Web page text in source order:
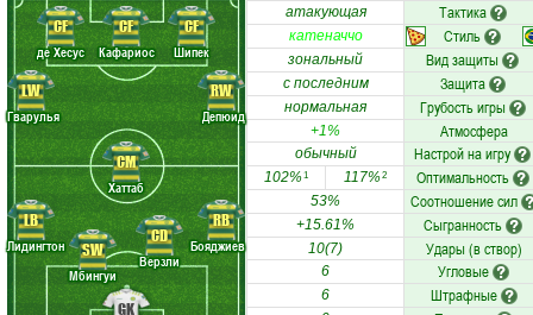
Лидингтон
Мбингуи
Верзли
Бояджиев
Гварулья
Хаттаб
Депюид
де Хесус Кафариос Шипек
GK
LB
SW
CD
RB
LW
CM
RW
CF CF CF
атакующая Тактика
катеначчо Стиль
зональный Вид защиты
с последним Защита
нормальная Грубость игры
+1% Атмосфера
обычный Настрой на игру
102%1 117%2 Оптимальность
53% Соотношение сил
+15.61% Сыгранность
10(7) Удары (в створ)
6 Угловые
6 Штрафные